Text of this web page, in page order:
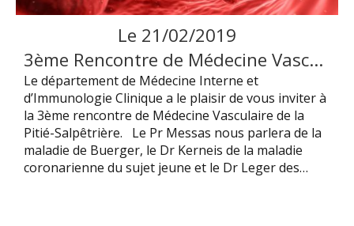
Le 21/02/2019
3ème Rencontre de Médecine Vasculaire de la Pitié-Salêtrière
Le département de Médecine Interne et
d’Immunologie Clinique a le plaisir de vous inviter à
la 3ème rencontre de Médecine Vasculaire de la
Pitié-Salpêtrière. Le Pr Messas nous parlera de la
maladie de Buerger, le Dr Kerneis de la maladie
coronarienne du sujet jeune et le Dr Leger des…